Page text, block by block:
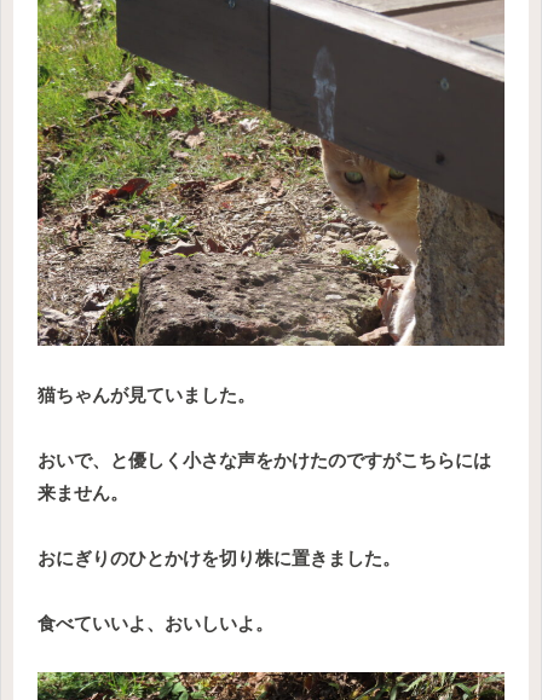
猫ちゃんが見ていました。
おいで、と優しく小さな声をかけたのですがこちらには
来ません。
おにぎりのひとかけを切り株に置きました。
食べていいよ、おいしいよ。